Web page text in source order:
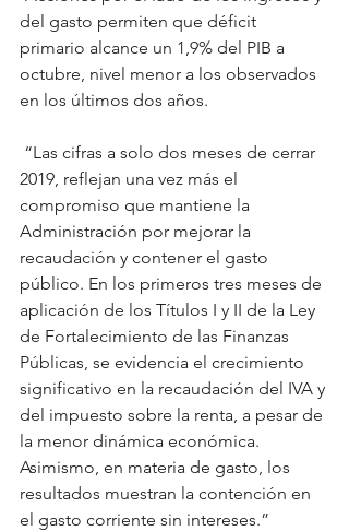
del gasto permiten que déficit
primario alcance un 1,9% del PIB a
octubre, nivel menor a los observados
en los últimos dos años.
2019, reflejan una vez más el
compromiso que mantiene la
Administración por mejorar la
recaudación y contener el gasto
público. En los primeros tres meses de
aplicación de los Títulos I y II de la Ley
de Fortalecimiento de las Finanzas
Públicas, se evidencia el crecimiento
significativo en la recaudación del IVA y
del impuesto sobre la renta, a pesar de
la menor dinámica económica.
Asimismo, en materia de gasto, los
resultados muestran la contención en
el gasto corriente sin intereses.”